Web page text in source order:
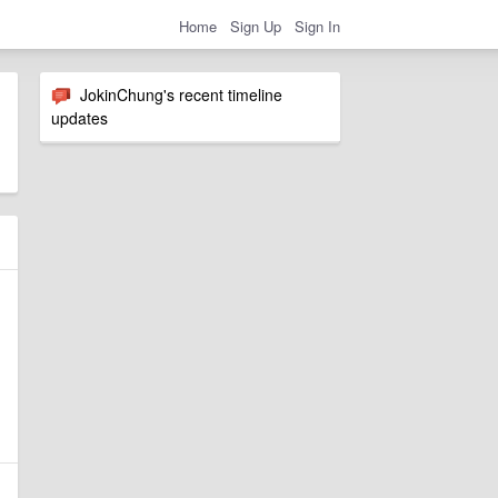
Home Sign Up Sign In
JokinChung's recent timeline
updates